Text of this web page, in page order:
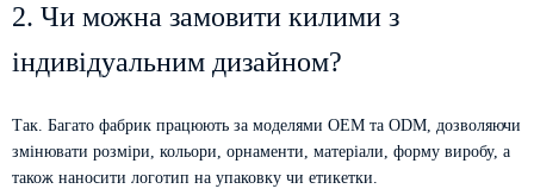
2. Чи можна замовити килими з
індивідуальним дизайном?
Так. Багато фабрик працюють за моделями OEM та ODM, дозволяючи
змінювати розміри, кольори, орнаменти, матеріали, форму виробу, а
також наносити логотип на упаковку чи етикетки.